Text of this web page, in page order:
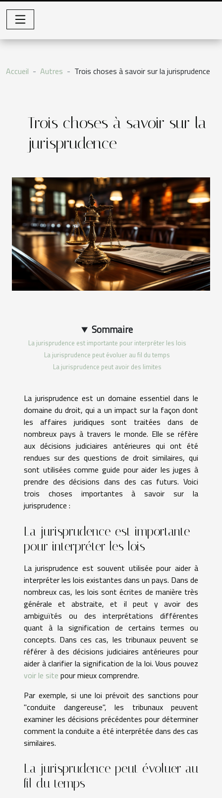
Accueil Autres Trois choses à savoir sur la jurisprudence
Trois choses à savoir sur la
jurisprudence
Sommaire
La jurisprudence est importante pour interpréter les lois
La jurisprudence peut évoluer au fil du temps
La jurisprudence peut avoir des limites
La jurisprudence est un domaine essentiel dans le
domaine du droit, qui a un impact sur la façon dont
les affaires juridiques sont traitées dans de
nombreux pays à travers le monde. Elle se réfère
aux décisions judiciaires antérieures qui ont été
rendues sur des questions de droit similaires, qui
sont utilisées comme guide pour aider les juges à
prendre des décisions dans des cas futurs. Voici
trois choses importantes à savoir sur la
jurisprudence :
La jurisprudence est importante
pour interpréter les lois
La jurisprudence est souvent utilisée pour aider à
interpréter les lois existantes dans un pays. Dans de
nombreux cas, les lois sont écrites de manière très
générale et abstraite, et il peut y avoir des
ambiguïtés ou des interprétations différentes
quant à la signification de certains termes ou
concepts. Dans ces cas, les tribunaux peuvent se
référer à des décisions judiciaires antérieures pour
aider à clarifier la signification de la loi. Vous pouvez
voir le site pour mieux comprendre.
Par exemple, si une loi prévoit des sanctions pour
"conduite dangereuse", les tribunaux peuvent
examiner les décisions précédentes pour déterminer
comment la conduite a été interprétée dans des cas
similaires.
La jurisprudence peut évoluer au
fil du temps